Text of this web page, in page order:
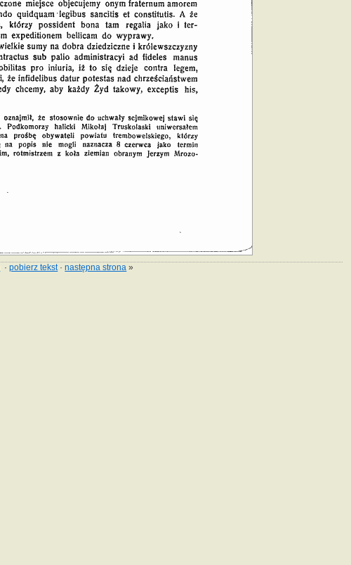
·pobierz tekst·następna strona »